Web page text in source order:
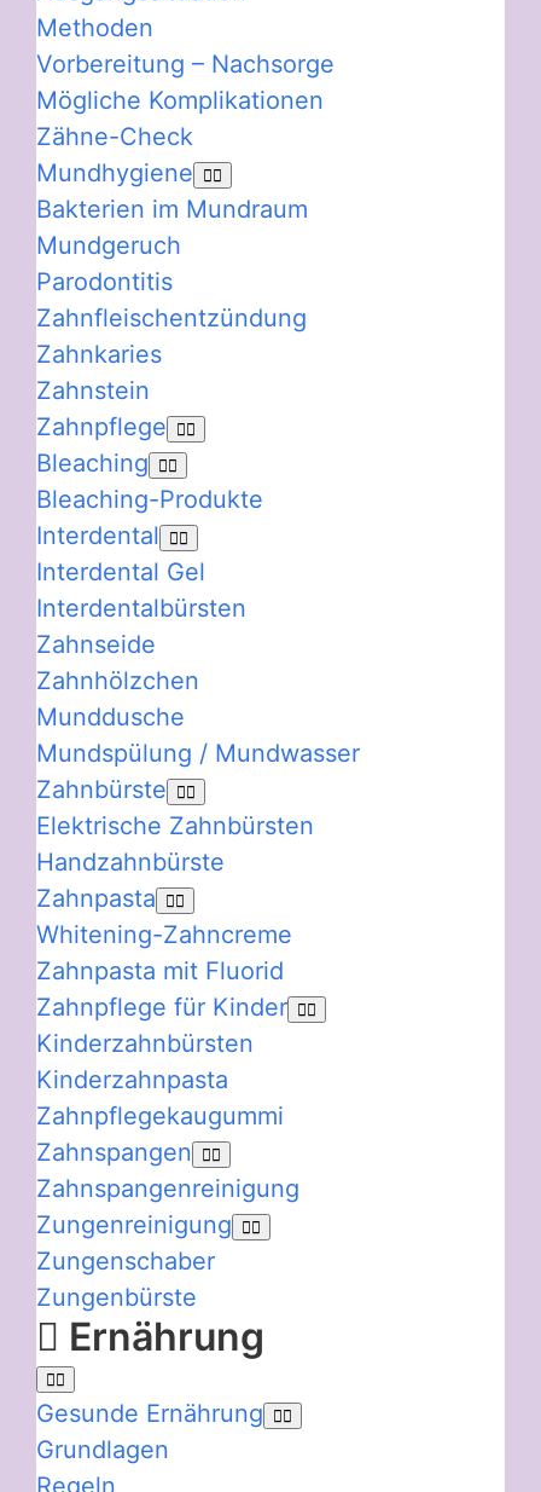
Methoden
Vorbereitung – Nachsorge
Mögliche Komplikationen
Zähne-Check
Mundhygiene
Bakterien im Mundraum
Mundgeruch
Parodontitis
Zahnfleischentzündung
Zahnkaries
Zahnstein
Zahnpflege
Bleaching
Bleaching-Produkte
Interdental
Interdental Gel
Interdentalbürsten
Zahnseide
Zahnhölzchen
Munddusche
Mundspülung / Mundwasser
Zahnbürste
Elektrische Zahnbürsten
Handzahnbürste
Zahnpasta
Whitening-Zahncreme
Zahnpasta mit Fluorid
Zahnpflege für Kinder
Kinderzahnbürsten
Kinderzahnpasta
Zahnpflegekaugummi
Zahnspangen
Zahnspangenreinigung
Zungenreinigung
Zungenschaber
Zungenbürste
Ernährung
Gesunde Ernährung
Grundlagen
Regeln